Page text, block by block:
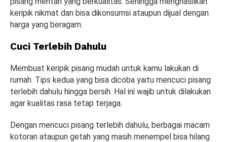
keripik nikmat dan bisa dikonsumsi ataupun dijual dengan
harga yang beragam.
Cuci Terlebih Dahulu
Membuat keripik pisang mudah untuk kamu lakukan di
rumah. Tips kedua yang bisa dicoba yaitu mencuci pisang
terlebih dahulu hingga bersih. Hal ini wajib untuk dilakukan
agar kualitas rasa tetap terjaga.
Dengan mencuci pisang terlebih dahulu, berbagai macam
kotoran ataupun getah yang masih menempel bisa hilang